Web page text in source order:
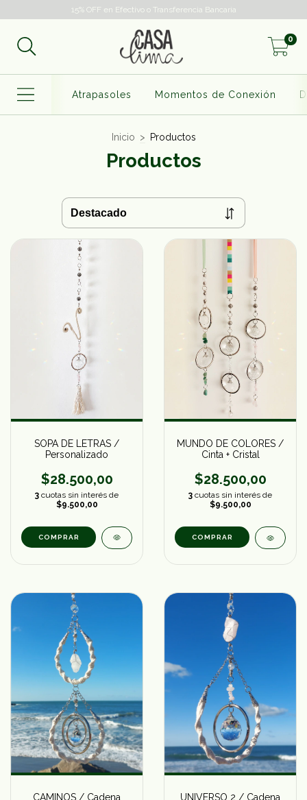
15% OFF en Efectivo o Transferencia Bancaria
0
Atrapasoles Momentos de Conexión
Inicio > Productos
Productos
SOPA DE LETRAS /
Personalizado
$28.500,00
3 cuotas sin interés de
$9.500,00
COMPRAR
MUNDO DE COLORES /
Cinta + Cristal
$28.500,00
3 cuotas sin interés de
$9.500,00
COMPRAR
CAMINOS / Cadena
UNIVERSO 2 / Cadena